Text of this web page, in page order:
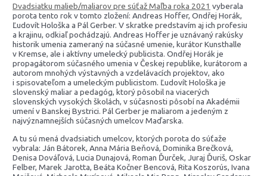
Dvadsiatku malieb/maliarov pre súťaž Maľba roka 2021 vyberala
porota tento rok v tomto zložení: Andreas Hoffer, Ondřej Horák,
Ľudovít Hološka a Pál Gerber. V skratke predstavím aj ich profesiu
a krajinu, odkiaľ pochádzajú. Andreas Hoffer je uznávaný rakúsky
historik umenia zameraný na súčasné umenie, kurátor Kunsthalle
v Kremse, ale i aktívny umelecký publicista. Ondřej Horák je
propagátorom súčasného umenia v Českej republike, kurátorom a
autorom mnohých výstavných a vzdelávacích projektov, ako
i spisovateľom a umeleckým publicistom. Ľudovít Hološka je
slovenský maliar a pedagóg, ktorý pôsobil na viacerých
slovenských vysokých školách, v súčasnosti pôsobí na Akadémii
umení v Banskej Bystrici. Pál Gerber je maliarom a jedeným z
najvýznamnejších súčasných umelcov Maďarska.
A tu sú mená dvadsiatich umelcov, ktorých porota do súťaže
vybrala: Ján Bátorek, Anna Mária Beňová, Dominika Brečková,
Denisa Dováľová, Lucia Dunajová, Roman Ďurček, Juraj Ďuriš, Oskar
Felber, Marek Jarotta, Beáta Kočner Bencová, Rita Koszorús, Ivana